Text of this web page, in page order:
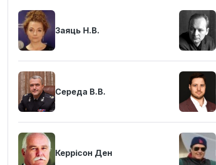
Заяць Н.В.
Середа В.В.
Керрісон Ден